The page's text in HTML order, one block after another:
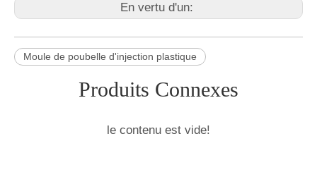
En vertu d'un:
Moule de poubelle d'injection plastique
Produits Connexes
le contenu est vide!